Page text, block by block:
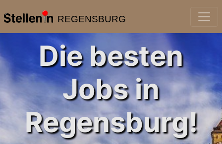
REGENSBURG
Die besten
Jobs in
Regensburg!